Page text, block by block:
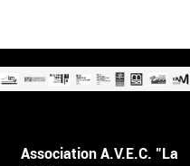
Association A.V.E.C. "La